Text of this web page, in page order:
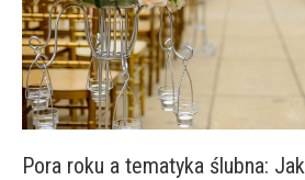
Pora roku a tematyka ślubna: